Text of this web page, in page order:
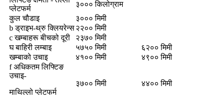
प्लेटफर्म
३००० किलोग्राम
कुल चौडाइ
३००० मिमी
b ड्राइभ-थ्रु क्लियरेन्स२२०० मिमी
c खम्बाहरू बीचको दूरी
२३७० मिमी
घ बाहिरी लम्बाइ
५७५० मिमी
६२०० मिमी
खम्बाको उचाइ
४१०० मिमी
४९०० मिमी
f अधिकतम लिफ्टिङ
उचाइ-
माथिल्लो प्लेटफर्म
३७०० मिमी ४४०० मिमी